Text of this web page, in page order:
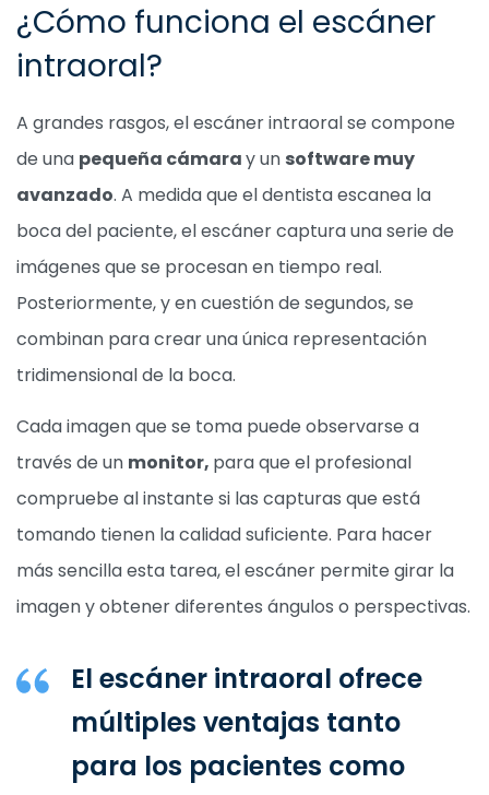
¿Cómo funciona el escáner
intraoral?
A grandes rasgos, el escáner intraoral se compone
de una pequeña cámaray un software muy
avanzado. A medida que el dentista escanea la
boca del paciente, el escáner captura una serie de
imágenes que se procesan en tiempo real.
Posteriormente, y en cuestión de segundos, se
combinan para crear una única representación
tridimensional de la boca.
Cada imagen que se toma puede observarse a
través de un monitor, para que el profesional
compruebe al instante si las capturas que está
tomando tienen la calidad suficiente. Para hacer
más sencilla esta tarea, el escáner permite girar la
imagen y obtener diferentes ángulos o perspectivas.
El escáner intraoral ofrece
múltiples ventajas tanto
para los pacientes como